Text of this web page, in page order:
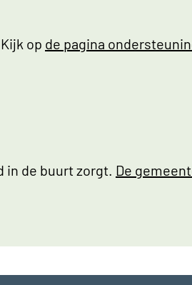
op de pagina
de buurt zorgt. De